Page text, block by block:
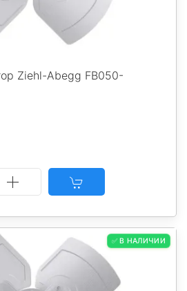
Ziehl-Abegg FB050-
✅ В НАЛИЧИИ